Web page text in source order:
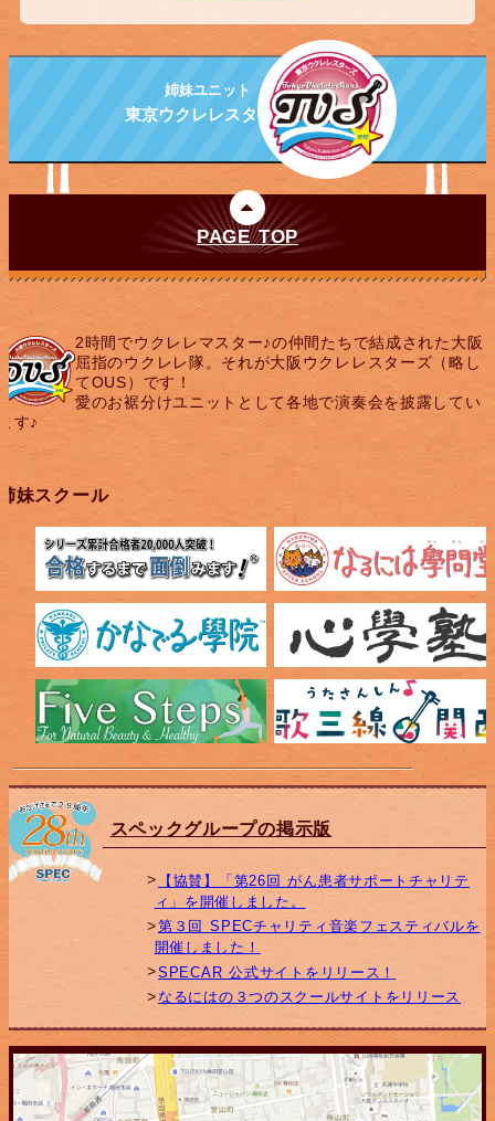
姉妹ユニット
東京ウクレレスターズ
PAGE TOP
2時間でウクレレマスター♪の仲間たちで結成された大阪
屈指のウクレレ隊。それが大阪ウクレレスターズ（略し
てOUS）です！
愛のお裾分けユニットとして各地で演奏会を披露してい
す♪
妹スクール
スペックグループの掲示版
【協賛】「第26回 がん患者サポートチャリテ
ィ」を開催しました。
第３回 SPECチャリティ音楽フェスティバルを
開催しました！
SPECAR 公式サイトをリリース！
なるにはの３つのスクールサイトをリリース